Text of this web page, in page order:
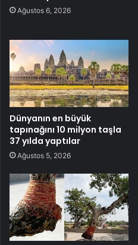
Ağustos 6, 2026
Dünyanın en büyük
tapınağını 10 milyon taşla
37 yılda yaptılar
Ağustos 5, 2026